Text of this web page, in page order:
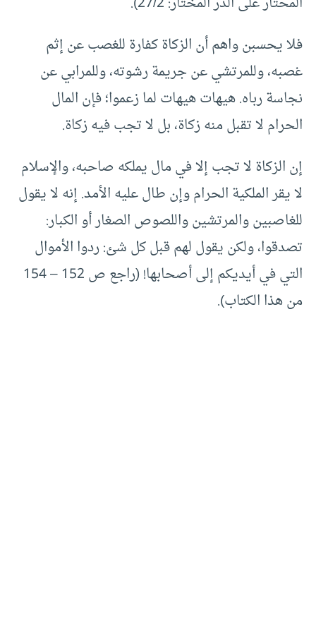
فلا يحسبن واهم أن الزكاة كفارة للغصب عن إثم
غصبه، وللمرتشي عن جريمة رشوته، وللمرابي عن
نجاسة رباه. هيهات هيهات لما زعموا؛ فإن المال
الحرام لا تقبل منه زكاة، بل لا تجب فيه زكاة.
إن الزكاة لا تجب إلا في مال يملكه صاحبه، والإسلام
لا يقر الملكية الحرام وإن طال عليه الأمد. إنه لا يقول
للغاصبين والمرتشين واللصوص الصغار أو الكبار:
تصدقوا، ولكن يقول لهم قبل كل شئ: ردوا الأموال
التي في أيديكم إلى أصحابها! (راجع ص 152 – 154
من هذا الكتاب).